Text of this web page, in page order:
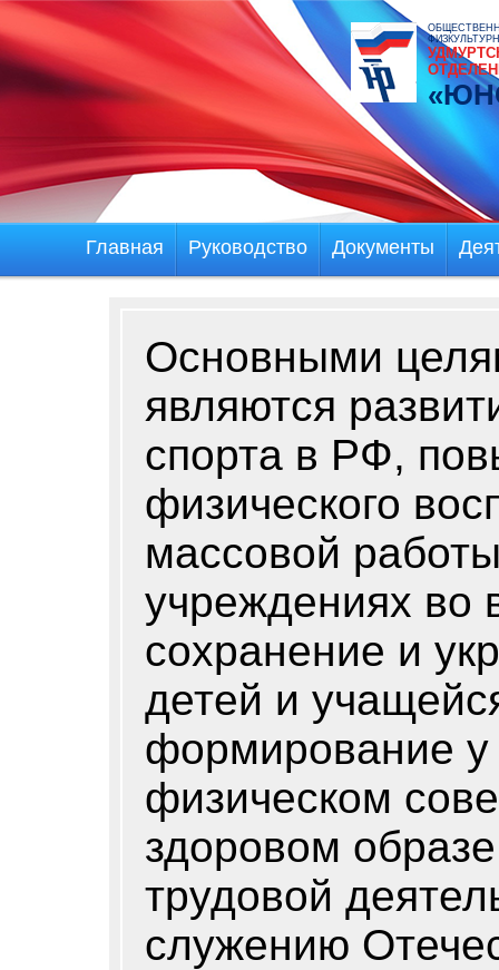
Главная Руководство Документы
Основными
являются
спорта в РФ,
физического
массовой
учреждениях во
сохранение и
детей и
формирование у
физическом
здоровом
трудовой
служению